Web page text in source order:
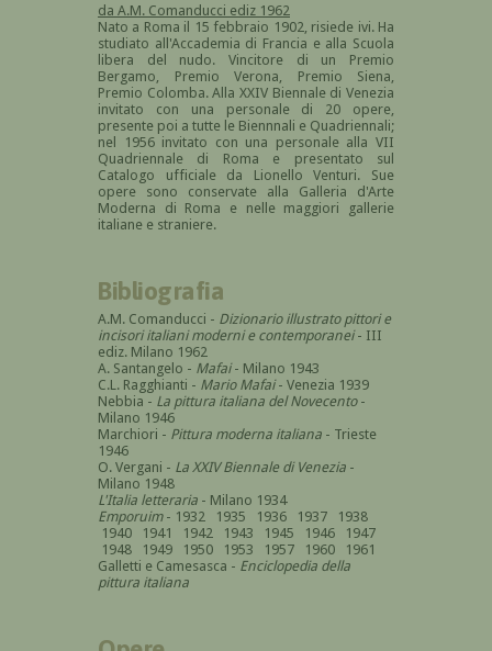
da A.M. Comanducci ediz 1962
Nato a Roma il 15 febbraio 1902, risiede ivi. Ha
studiato all'Accademia di Francia e alla Scuola
libera del nudo. Vincitore di un Premio
Bergamo, Premio Verona, Premio Siena,
Premio Colomba. Alla XXIV Biennale di Venezia
invitato con una personale di 20 opere,
presente poi a tutte le Biennnali e Quadriennali;
nel 1956 invitato con una personale alla VII
Quadriennale di Roma e presentato sul
Catalogo ufficiale da Lionello Venturi. Sue
opere sono conservate alla Galleria d'Arte
Moderna di Roma e nelle maggiori gallerie
italiane e straniere.
Bibliografia
A.M. Comanducci - Dizionario illustrato pittori e
incisori italiani moderni e contemporanei- III
ediz. Milano 1962
A. Santangelo - Mafai- Milano 1943
C.L. Ragghianti - Mario Mafai- Venezia 1939
Nebbia - La pittura italiana del Novecento-
Milano 1946
Marchiori - Pittura moderna italiana - Trieste
1946
O. Vergani - La XXIV Biennale di Venezia -
Milano 1948
L'Italia letteraria - Milano 1934
Emporuim- 1932 1935 1936 1937 1938
1940 1941 1942 1943 1945 1946 1947
1948 1949 1950 1953 1957 1960 1961
Galletti e Camesasca - Enciclopedia della
pittura italiana